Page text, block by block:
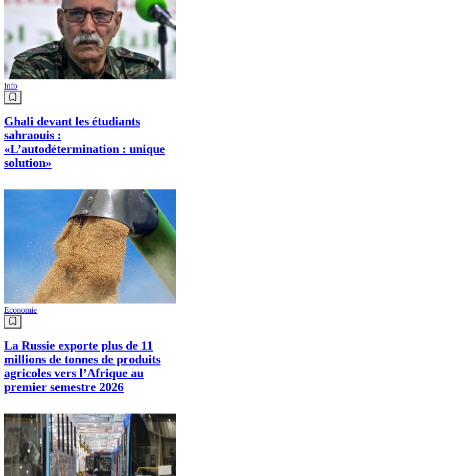
Info
Ghali devant les étudiants
sahraouis :
«L’autodétermination : unique
solution»
Economie
La Russie exporte plus de 11
millions de tonnes de produits
agricoles vers l’Afrique au
premier semestre 2026